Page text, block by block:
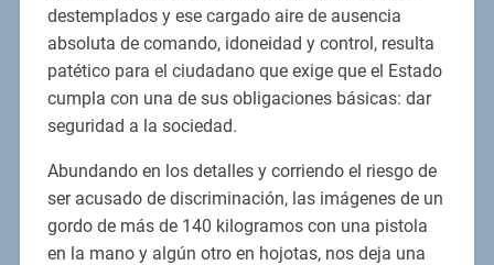
destemplados y ese cargado aire de ausencia
absoluta de comando, idoneidad y control, resulta
patético para el ciudadano que exige que el Estado
cumpla con una de sus obligaciones básicas: dar
seguridad a la sociedad.
Abundando en los detalles y corriendo el riesgo de
ser acusado de discriminación, las imágenes de un
gordo de más de 140 kilogramos con una pistola
en la mano y algún otro en hojotas, nos deja una